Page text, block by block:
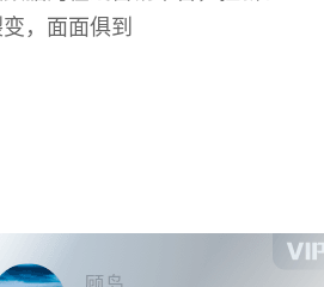
，面面俱到